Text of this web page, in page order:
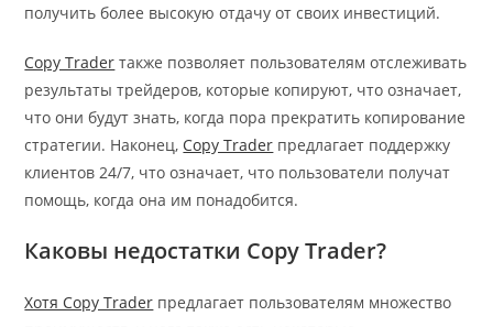
получить более высокую отдачу от своих инвестиций.
Copy Trader также позволяет пользователям отслеживать
результаты трейдеров, которые копируют, что означает,
что они будут знать, когда пора прекратить копирование
стратегии. Наконец, Copy Trader предлагает поддержку
клиентов 24/7, что означает, что пользователи получат
помощь, когда она им понадобится.
Каковы недостатки Copy Trader?
Хотя Copy Trader предлагает пользователям множество